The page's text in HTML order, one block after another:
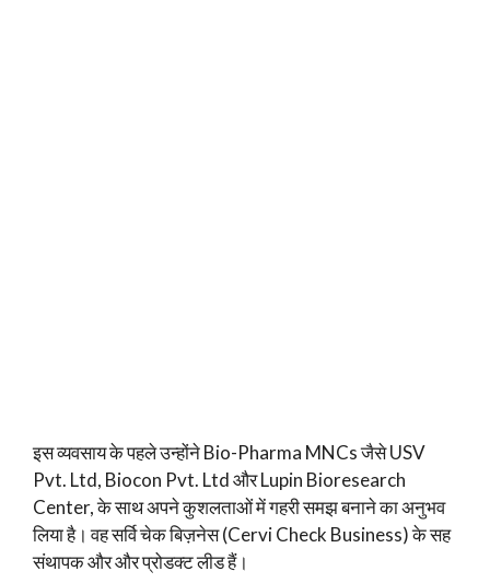
इस व्यवसाय के पहले उन्होंने Bio-Pharma MNCs जैसे USV
Pvt. Ltd, Biocon Pvt. Ltd और Lupin Bioresearch
Center, के साथ अपने कुशलताओं में गहरी समझ बनाने का अनुभव
लिया है। वह सर्वि चेक बिज़नेस (Cervi Check Business) के सह
संथापक और और प्रोडक्ट लीड हैं।